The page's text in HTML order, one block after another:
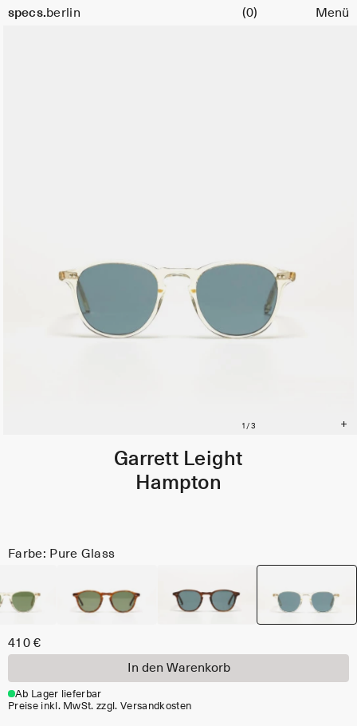
specs.berlin
Warenkorb (0) Menü
Garrett Leight
Hampton
Farbe: Pure Glass
Größe
46
410 €
In den Warenkorb
Ab Lager lieferbar
Preise inkl. MwSt. zzgl. Versandkosten